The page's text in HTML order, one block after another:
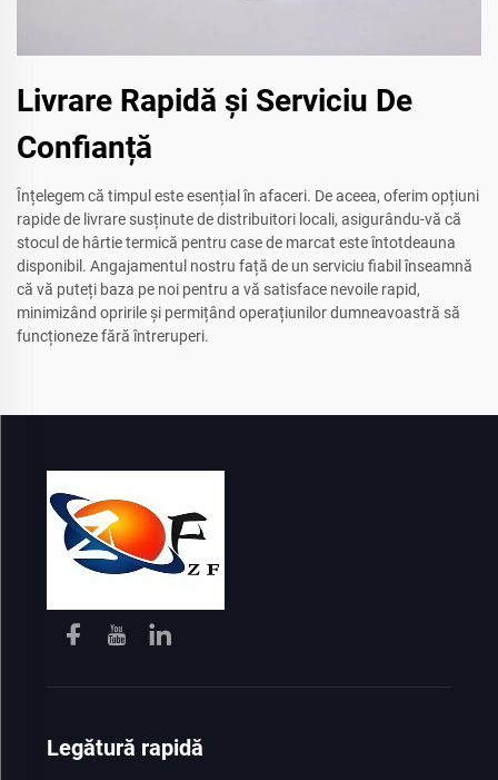
Livrare Rapidă și Serviciu De
Confianță
Înțelegem că timpul este esențial în afaceri. De aceea, oferim opțiuni
rapide de livrare susținute de distribuitori locali, asigurându-vă că
stocul de hârtie termică pentru case de marcat este întotdeauna
disponibil. Angajamentul nostru față de un serviciu fiabil înseamnă
că vă puteți baza pe noi pentru a vă satisface nevoile rapid,
minimizând opririle și permițând operațiunilor dumneavoastră să
funcționeze fără întreruperi.
Legătură rapidă